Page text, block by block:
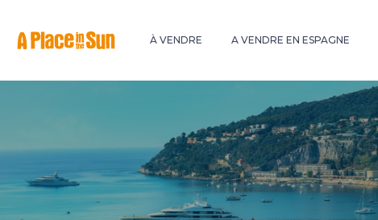
À VENDRE A VENDRE EN ESPAGNE